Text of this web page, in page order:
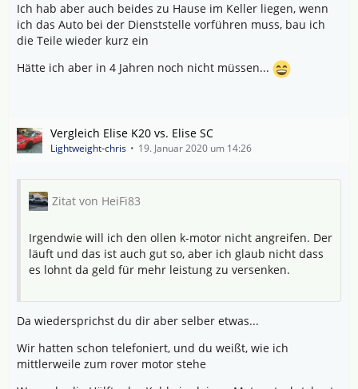
Ich hab aber auch beides zu Hause im Keller liegen, wenn
ich das Auto bei der Dienststelle vorführen muss, bau ich
die Teile wieder kurz ein
Hätte ich aber in 4 Jahren noch nicht müssen...
Vergleich Elise K20 vs. Elise SC
Lightweight-chris 19. Januar 2020 um 14:26
Zitat von HeiFi83
Irgendwie will ich den ollen k-motor nicht angreifen. Der
läuft und das ist auch gut so, aber ich glaub nicht dass
es lohnt da geld für mehr leistung zu versenken.
Da wiedersprichst du dir aber selber etwas...
Wir hatten schon telefoniert, und du weißt, wie ich
mittlerweile zum rover motor stehe